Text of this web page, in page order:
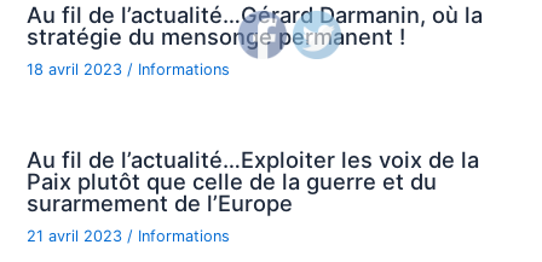
Au fil de l’actualité…Gérard Darmanin, où la
stratégie du mensonge permanent !
18 avril 2023/ Informations
Au fil de l’actualité…Exploiter les voix de la
Paix plutôt que celle de la guerre et du
surarmement de l’Europe
21 avril 2023 / Informations